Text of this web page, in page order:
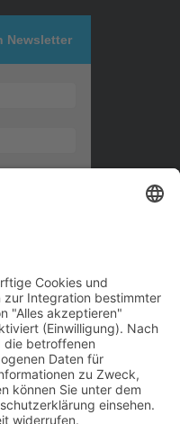
Newsletter